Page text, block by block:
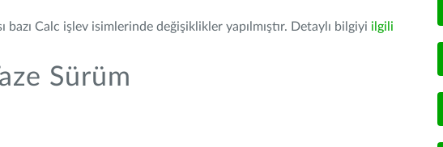
bazı Calc işlev isimlerinde değişiklikler yapılmıştır. Detaylı bilgiyi ilgili
Sürüm